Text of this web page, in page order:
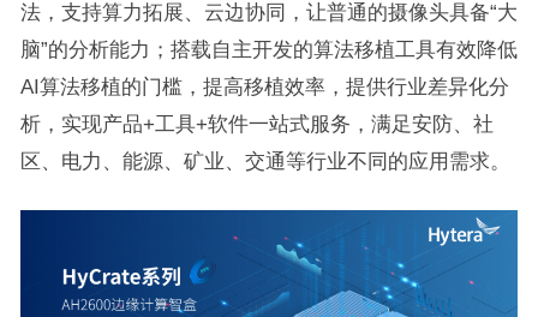
法，支持算力拓展、云边协同，让普通的摄像头具备“大
脑”的分析能力；搭载自主开发的算法移植工具有效降低
AI算法移植的门槛，提高移植效率，提供行业差异化分
析，实现产品+工具+软件一站式服务，满足安防、社
区、电力、能源、矿业、交通等行业不同的应用需求。